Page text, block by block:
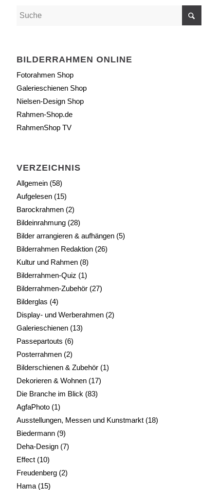
BILDERRAHMEN ONLINE
Fotorahmen Shop
Galerieschienen Shop
Nielsen-Design Shop
Rahmen-Shop.de
RahmenShop TV
VERZEICHNIS
Allgemein(58)
Aufgelesen(15)
Barockrahmen(2)
Bildeinrahmung(28)
Bilder arrangieren & aufhängen(5)
Bilderrahmen Redaktion(26)
Kultur und Rahmen(8)
Bilderrahmen-Quiz (1)
Bilderrahmen-Zubehör(27)
Bilderglas (4)
Display- und Werberahmen(2)
Galerieschienen(13)
Passepartouts (6)
Posterrahmen(2)
Bilderschienen & Zubehör(1)
Dekorieren & Wohnen(17)
Die Branche im Blick (83)
AgfaPhoto(1)
Ausstellungen, Messen und Kunstmarkt(18)
Biedermann(9)
Deha-Design(7)
Effect(10)
Freudenberg(2)
Hama(15)